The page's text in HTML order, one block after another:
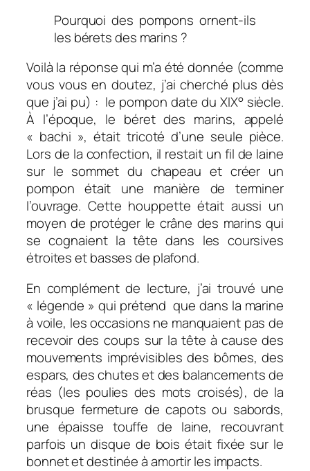
Pourquoi des pompons ornent-ils
les bérets des marins ?
Voilà la réponse qui m’a été donnée (comme
vous vous en doutez, j’ai cherché plus dès
que j’ai pu) : le pompon date du XIX° siècle.
À l’époque, le béret des marins, appelé
« bachi », était tricoté d’une seule pièce.
Lors de la confection, il restait un fil de laine
sur le sommet du chapeau et créer un
pompon était une manière de terminer
l’ouvrage. Cette houppette était aussi un
moyen de protéger le crâne des marins qui
se cognaient la tête dans les coursives
étroites et basses de plafond.
En complément de lecture, j’ai trouvé une
« légende » qui prétend que dans la marine
à voile, les occasions ne manquaient pas de
recevoir des coups sur la tête à cause des
mouvements imprévisibles des bômes, des
espars, des chutes et des balancements de
réas (les poulies des mots croisés), de la
brusque fermeture de capots ou sabords,
une épaisse touffe de laine, recouvrant
parfois un disque de bois était fixée sur le
bonnet et destinée à amortir les impacts.